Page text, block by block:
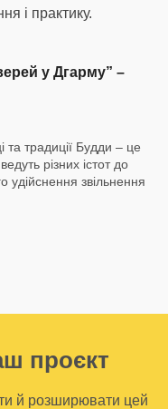
і практику.
у Дгарму” –
та традиції Будди – це
різних істот до
удійснення звільнення
проєкт
й розширювати цей